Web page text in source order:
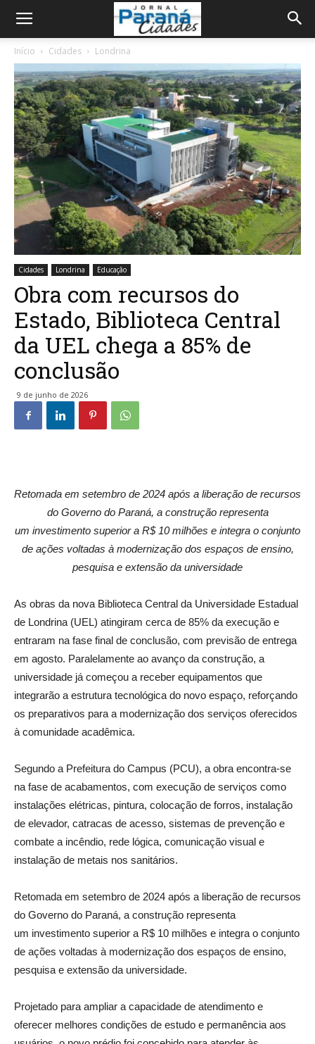
Início Cidades Londrina
Cidades Londrina Educação
Obra com recursos do
Estado, Biblioteca Central
da UEL chega a 85% de
conclusão
9 de junho de 2026
Retomada em setembro de 2024 após a liberação de recursos
do Governo do Paraná, a construção representa
um investimento superior a R$ 10 milhões e integra o conjunto
de ações voltadas à modernização dos espaços de ensino,
pesquisa e extensão da universidade
As obras da nova Biblioteca Central da Universidade Estadual
de Londrina (UEL) atingiram cerca de 85% da execução e
entraram na fase final de conclusão, com previsão de entrega
em agosto. Paralelamente ao avanço da construção, a
universidade já começou a receber equipamentos que
integrarão a estrutura tecnológica do novo espaço, reforçando
os preparativos para a modernização dos serviços oferecidos
à comunidade acadêmica.
Segundo a Prefeitura do Campus (PCU), a obra encontra-se
na fase de acabamentos, com execução de serviços como
instalações elétricas, pintura, colocação de forros, instalação
de elevador, catracas de acesso, sistemas de prevenção e
combate a incêndio, rede lógica, comunicação visual e
instalação de metais nos sanitários.
Retomada em setembro de 2024 após a liberação de recursos
do Governo do Paraná, a construção representa
um investimento superior a R$ 10 milhões e integra o conjunto
de ações voltadas à modernização dos espaços de ensino,
pesquisa e extensão da universidade.
Projetado para ampliar a capacidade de atendimento e
oferecer melhores condições de estudo e permanência aos